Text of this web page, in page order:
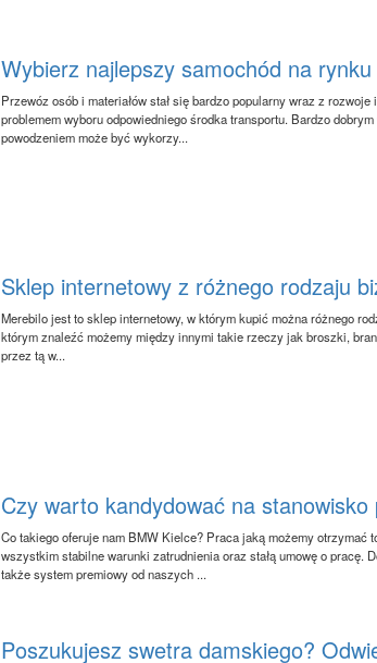
Wybierz najlepszy samochód na rynku
Przewóz osób i materiałów stał się bardzo popularny wraz z
problemem wyboru odpowiedniego środka transportu. Bardzo
powodzeniem może być wykorzy...
Sklep internetowy z różnego rodzaju
Merebilo jest to sklep internetowy, w którym kupić można różnego
którym znaleźć możemy między innymi takie rzeczy jak broszki,
przez tą w...
Czy warto kandydować na
Co takiego oferuje nam BMW Kielce? Praca jaką możemy otrzymać
wszystkim stabilne warunki zatrudnienia oraz stałą umowę o pracę.
także system premiowy od naszych ...
Poszukujesz swetra damskiego?